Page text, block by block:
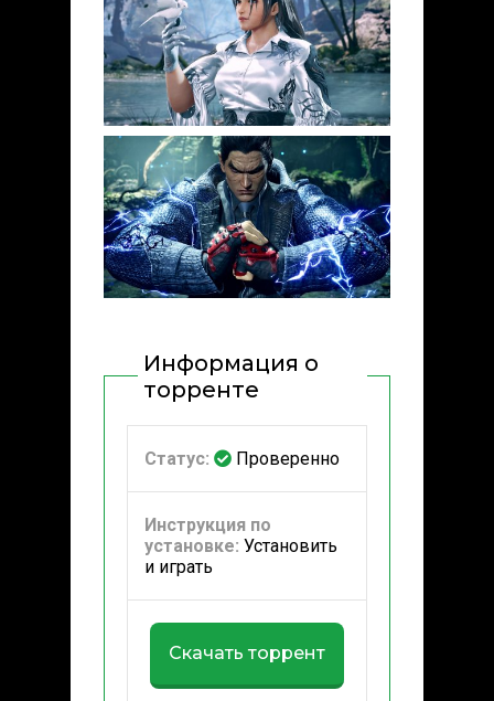
Информация о
торренте
Статус: Проверенно
Инструкция по
установке: Установить
и играть
Скачать торрент